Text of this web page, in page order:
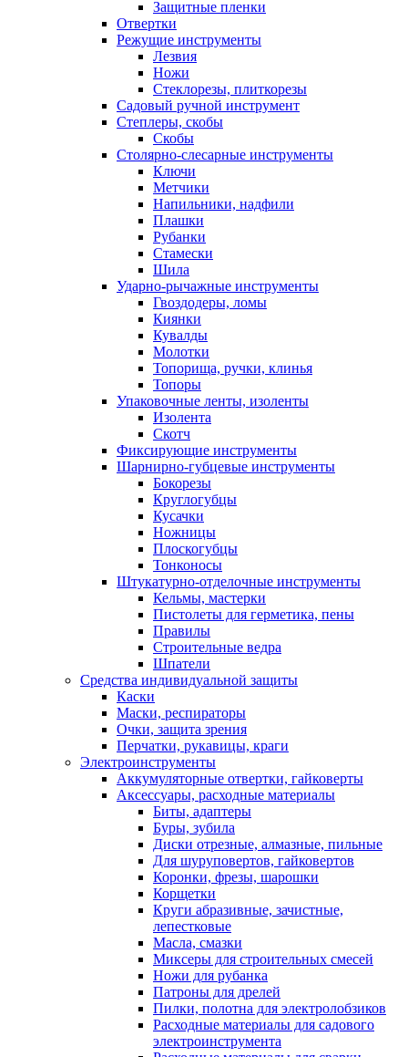
Защитные пленки
Отвертки
Режущие инструменты
Лезвия
Ножи
Стеклорезы, плиткорезы
Садовый ручной инструмент
Степлеры, скобы
Скобы
Столярно-слесарные инструменты
Ключи
Метчики
Напильники, надфили
Плашки
Рубанки
Стамески
Шила
Ударно-рычажные инструменты
Гвоздодеры, ломы
Киянки
Кувалды
Молотки
Топорища, ручки, клинья
Топоры
Упаковочные ленты, изоленты
Изолента
Скотч
Фиксирующие инструменты
Шарнирно-губцевые инструменты
Бокорезы
Круглогубцы
Кусачки
Ножницы
Плоскогубцы
Тонконосы
Штукатурно-отделочные инструменты
Кельмы, мастерки
Пистолеты для герметика, пены
Правилы
Строительные ведра
Шпатели
Средства индивидуальной защиты
Каски
Маски, респираторы
Очки, защита зрения
Перчатки, рукавицы, краги
Электроинструменты
Аккумуляторные отвертки, гайковерты
Аксессуары, расходные материалы
Биты, адаптеры
Буры, зубила
Диски отрезные, алмазные, пильные
Для шуруповертов, гайковертов
Коронки, фрезы, шарошки
Корщетки
Круги абразивные, зачистные,
лепестковые
Масла, смазки
Миксеры для строительных смесей
Ножи для рубанка
Патроны для дрелей
Пилки, полотна для электролобзиков
Расходные материалы для садового
электроинструмента